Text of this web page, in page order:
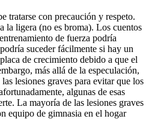
tratarse con precaución y respeto.
la ligera (no es broma). Los cuentos
de fuerza podría
suceder fácilmente si hay un
de crecimiento debido a que el
más allá de la especulación,
lesiones graves para evitar que los
algunas de esas
La mayoría de las lesiones graves
equipo de gimnasia en el hogar